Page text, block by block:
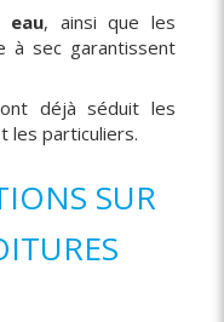
eau, ainsi que les
à sec garantissent
déjà séduit les
les particuliers.
SUR